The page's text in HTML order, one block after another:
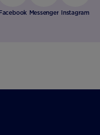
Messenger Instagram